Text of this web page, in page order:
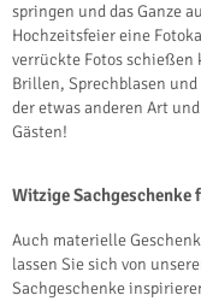
springen und das Ganze
Hochzeitsfeier eine
verrückte Fotos schießen
Brillen, Sprechblasen
der etwas anderen Art
Gästen!
Witzige Sachgeschenke
Auch materielle
lassen Sie sich von
Sachgeschenke